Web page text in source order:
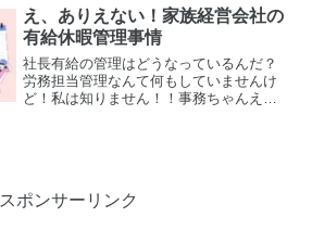
得なくなったという、本当にあった怖い
話を紹介します。この体験...
え、ありえない！家族経営会社の
有給休暇管理事情
社長有給の管理はどうなっているんだ？
労務担当管理なんて何もしていませんけ
ど！私は知りません！！事務ちゃんえ
スポンサーリンク